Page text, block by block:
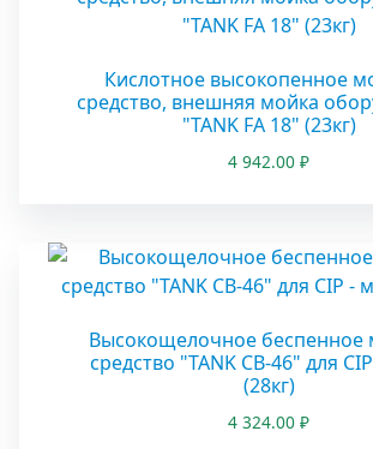
Кислотное высокопенное
средство, внешняя мойка
"TANK FA 18" (23кг)
4 942.00 ₽
Высокощелочное
средство "TANK CB-46" для
(28кг)
4 324.00 ₽